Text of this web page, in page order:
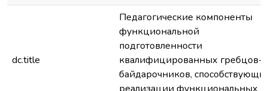
dc.title
Педагогические компоненты
функциональной
подготовленности
квалифицированных гребцов-
байдарочников,